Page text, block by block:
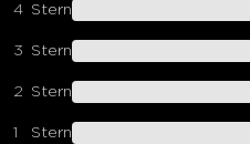
4 Stern
3 Stern
2 Stern
1 Stern